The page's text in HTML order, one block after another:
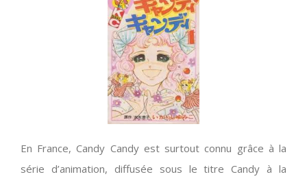
En France, Candy Candy est surtout connu grâce à la
série d’animation, diffusée sous le titre Candy à la